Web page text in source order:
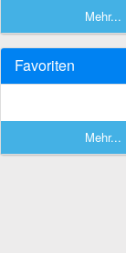
Mehr...
Favoriten
Mehr...